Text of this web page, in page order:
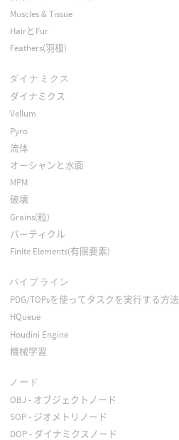
Muscles & Tissue
HairとFur
Feathers(羽根)
ダイナミクス
ダイナミクス
Vellum
Pyro
流体
オーシャンと水面
MPM
破壊
Grains(粒)
パーティクル
Finite Elements(有限要素)
パイプライン
PDG/TOPsを使ってタスクを実行する方法
HQueue
Houdini Engine
機械学習
ノード
OBJ - オブジェクトノード
SOP - ジオメトリノード
DOP - ダイナミクスノード